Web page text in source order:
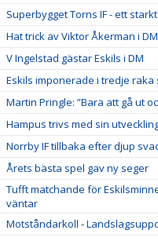
Superbygget Torns IF - ett
Hat trick av Viktor Åkerman i
V Ingelstad gästar Eskils i DM
Eskils imponerade i tredje raka
Martin Pringle: ”Bara att gå ut
Hampus trivs med sin
Norrby IF tillbaka efter djup
Årets bästa spel gav ny seger
Tufft matchande för
väntar
Motståndarkoll -